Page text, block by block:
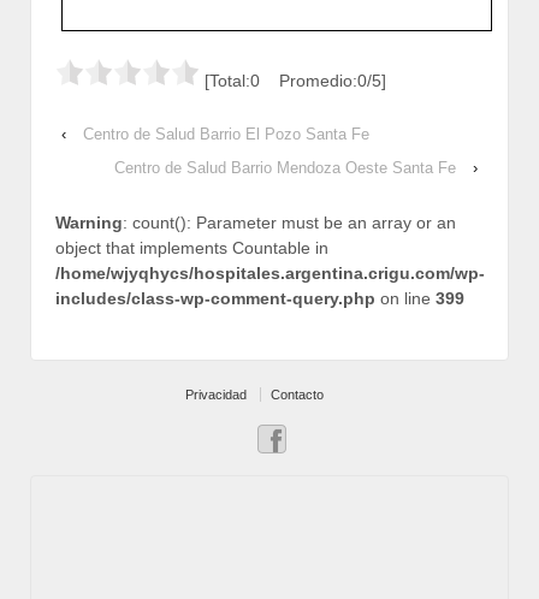
[Total:0 Promedio:0/5]
‹
Centro de Salud Barrio El Pozo Santa Fe
Centro de Salud Barrio Mendoza Oeste Santa Fe
›
Warning: count(): Parameter must be an array or an
object that implements Countable in
/home/wjyqhycs/hospitales.argentina.crigu.com/wp-
includes/class-wp-comment-query.php on line 399
Privacidad Contacto